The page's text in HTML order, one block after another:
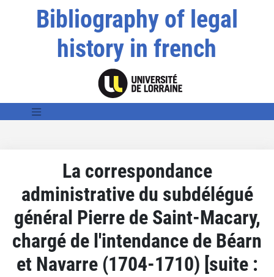
Bibliography of legal
history in french
La correspondance
administrative du subdélégué
général Pierre de Saint-Macary,
chargé de l'intendance de Béarn
et Navarre (1704-1710) [suite :